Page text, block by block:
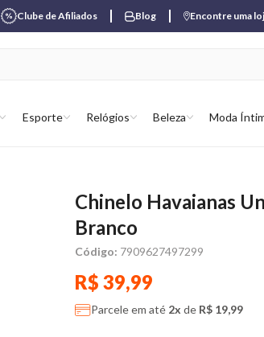
Clube de Afiliados Blog Encontre uma
Esporte Relógios Beleza Moda
Chinelo Havaianas
Branco
Código: 7909627497299
R$ 39,99
Parcele em até 2x de R$ 19,99